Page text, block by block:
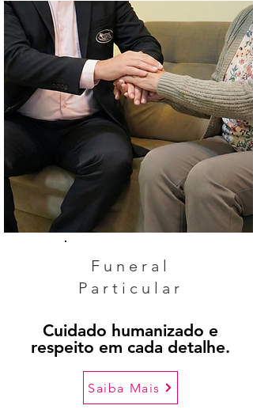
Funeral
Particular
Cuidado humanizado e
respeito em cada detalhe.
Saiba Mais